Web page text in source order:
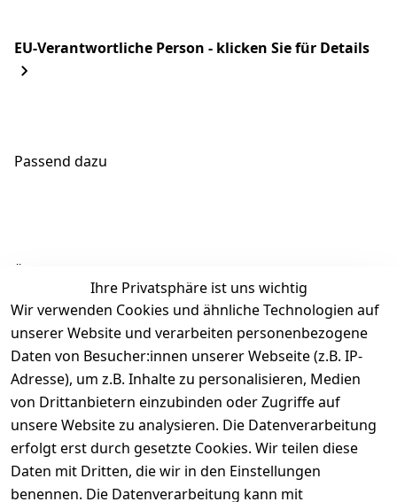
EU-Verantwortliche Person - klicken Sie für Details
Passend dazu
Ähnliche Produkte
Ihre Privatsphäre ist uns wichtig
Wir verwenden Cookies und ähnliche Technologien auf
unserer Website und verarbeiten personenbezogene
Daten von Besucher:innen unserer Webseite (z.B. IP-
Adresse), um z.B. Inhalte zu personalisieren, Medien
von Drittanbietern einzubinden oder Zugriffe auf
unsere Website zu analysieren. Die Datenverarbeitung
erfolgt erst durch gesetzte Cookies. Wir teilen diese
Daten mit Dritten, die wir in den Einstellungen
benennen. Die Datenverarbeitung kann mit
Rechtliches
AGB
Impressum
Datenschutze
Über uns
Kontakt
Registrieren
Kataloge zum
Wir
versenden
mit
Zahle
bequem per